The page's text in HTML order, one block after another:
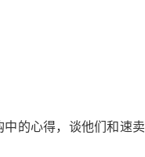
的心得，谈他们和速卖